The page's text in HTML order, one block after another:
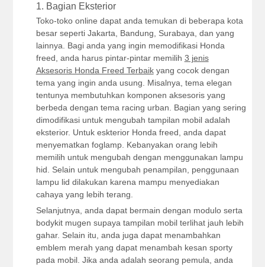
1. Bagian Eksterior
Toko-toko online dapat anda temukan di beberapa kota
besar seperti Jakarta, Bandung, Surabaya, dan yang
lainnya. Bagi anda yang ingin memodifikasi Honda
freed, anda harus pintar-pintar memilih 3 jenis
Aksesoris Honda Freed Terbaikyang cocok dengan
tema yang ingin anda usung. Misalnya, tema elegan
tentunya membutuhkan komponen aksesoris yang
berbeda dengan tema racing urban. Bagian yang sering
dimodifikasi untuk mengubah tampilan mobil adalah
eksterior. Untuk eskterior Honda freed, anda dapat
menyematkan foglamp. Kebanyakan orang lebih
memilih untuk mengubah dengan menggunakan lampu
hid. Selain untuk mengubah penampilan, penggunaan
lampu lid dilakukan karena mampu menyediakan
cahaya yang lebih terang.
Selanjutnya, anda dapat bermain dengan modulo serta
bodykit mugen supaya tampilan mobil terlihat jauh lebih
gahar. Selain itu, anda juga dapat menambahkan
emblem merah yang dapat menambah kesan sporty
pada mobil. Jika anda adalah seorang pemula, anda